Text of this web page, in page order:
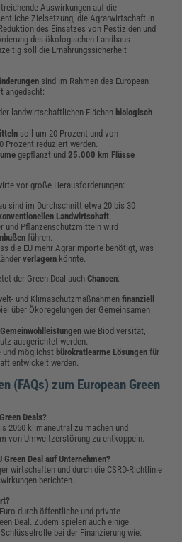
Auswirkungen auf die
Zielsetzung, die Agrarwirtschaft in
des Einsatzes von Pestiziden und
des ökologischen Landbaus
soll die Ernährungssicherheit
sind im Rahmen des European
angedacht:
landwirtschaftlichen Flächen biologisch
soll um 20 Prozent und von
Prozent reduziert werden.
gepflanzt und 25.000 km Flüsse
vor große Herausforderungen:
sind im Durchschnitt etwa 20 bis 30
Landwirtschaft
und Pflanzenschutzmitteln wird
führen.
die EU mehr Agrarimporte benötigt, was
verlagern könnte.
der Green Deal auchChancen:
und Klimaschutzmaßnahmen finanziell
über Ökoregelungen der Gemeinsamen
Gemeinwohlleistungen wie Biodiversität,
ausgerichtet werden.
und möglichst bürokratiearme Lösungen für
entwickelt werden.
(FAQs) zum European Green
Deals?
2050 klimaneutral zu machen und
von Umweltzerstörung zu entkoppeln.
Deal auf Unternehmen?
wirtschaften und durch die CSRD-Richtlinie
berichten.
durch öffentliche und private
Deal. Zudem spielen auch einige
bei der Finanzierung wie: